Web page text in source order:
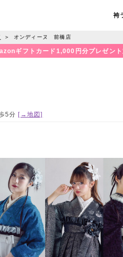
袴
＞ オンディーヌ 前橋店
ギフトカード1,000円分プレゼント
5分 [→地図]